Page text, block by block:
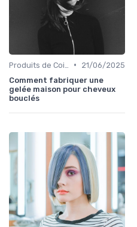
•
21/06/2025
Comment fabriquer une
gelée maison pour cheveux
bouclés